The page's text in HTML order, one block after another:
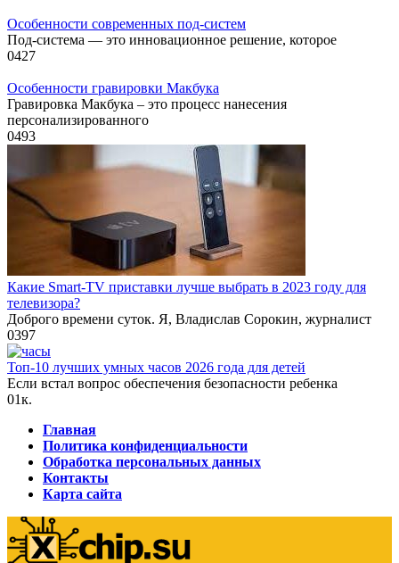
Особенности современных под-систем
Под-система — это инновационное решение, которое
0427
Особенности гравировки Макбука
Гравировка Макбука – это процесс нанесения
персонализированного
0493
Какие Smart-TV приставки лучше выбрать в 2023 году для
телевизора?
Доброго времени суток. Я, Владислав Сорокин, журналист
0397
Топ-10 лучших умных часов 2026 года для детей
Если встал вопрос обеспечения безопасности ребенка
01к.
Главная
Политика конфиденциальности
Обработка персональных данных
Контакты
Карта сайта